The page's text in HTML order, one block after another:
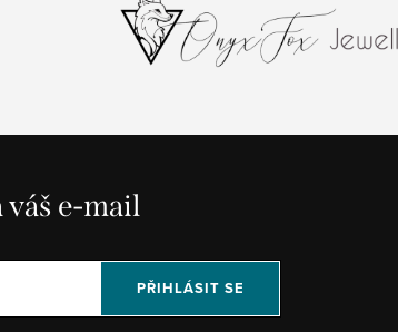
e-mail
PŘIHLÁSIT SE